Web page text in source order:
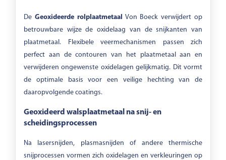
De Geoxideerde rolplaatmetaal Von Boeck verwijdert op
betrouwbare wijze de oxidelaag van de snijkanten van
plaatmetaal. Flexibele veermechanismen passen zich
perfect aan de contouren van het plaatmetaal aan en
verwijderen ongewenste oxidelagen gelijkmatig. Dit vormt
de optimale basis voor een veilige hechting van de
daaropvolgende coatings.
Geoxideerd walsplaatmetaal na snij- en
scheidingsprocessen
Na lasersnijden, plasmasnijden of andere thermische
snijprocessen vormen zich oxidelagen en verkleuringen op